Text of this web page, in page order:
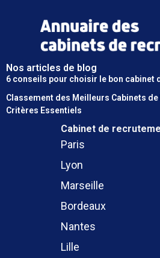
Nos articles de blog
6 conseils pour choisir le bon cabinet
Classement des Meilleurs Cabinets
Critères Essentiels
Cabinet de
Paris
Lyon
Marseille
Bordeaux
Nantes
Lille